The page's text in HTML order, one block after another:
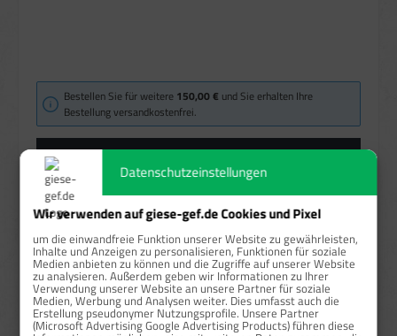
Bestellen Sie für weitere 150,00 € und Sie erhalten Ihre
Bestellung versandkostenfrei.
Anzahl
ab1 33,22 €*
29,86 €*
ab25 28,24 €* 14,99 %
ab50 26,88 €* 19,08 %
Preise exkl. MwSt. zzgl. Versandkosten
Datenschutzeinstellungen
Wir verwenden auf giese-gef.de Cookies und Pixel
um die einwandfreie Funktion unserer Website zu gewährleisten,
Inhalte und Anzeigen zu personalisieren, Funktionen für soziale
Medien anbieten zu können und die Zugriffe auf unserer Website
zu analysieren. Außerdem geben wir Informationen zu Ihrer
Verwendung unserer Website an unsere Partner für soziale
Medien, Werbung und Analysen weiter. Dies umfasst auch die
Erstellung pseudonymer Nutzungsprofile. Unsere Partner
(Microsoft Advertising Google Advertising Products) führen diese